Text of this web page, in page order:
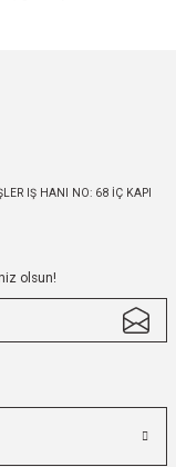
IŞ HANI NO: 68 İÇ KAPI
olsun!